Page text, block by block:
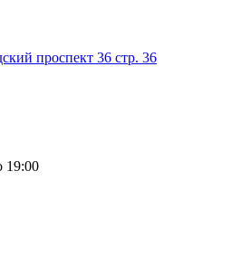
проспект 36 стр. 36
19:00